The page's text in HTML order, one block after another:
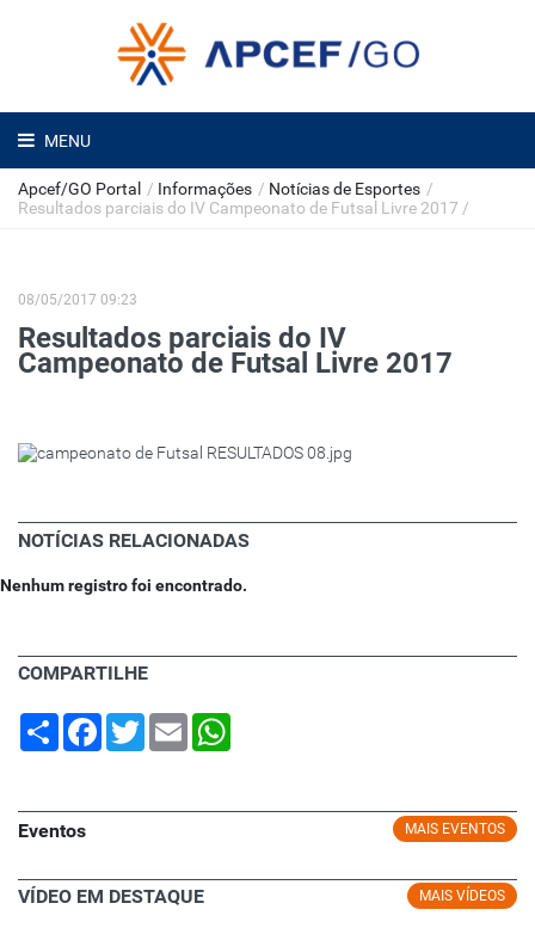
MENU
Apcef/GO Portal / Informações / Notícias de Esportes /
Resultados parciais do IV Campeonato de Futsal Livre 2017 /
08/05/2017 09:23
Resultados parciais do IV
Campeonato de Futsal Livre 2017
NOTÍCIAS RELACIONADAS
Nenhum registro foi encontrado.
COMPARTILHE
Share Facebook
TwitterEmail
MAIS EVENTOS
Eventos
MAIS VÍDEOS
VÍDEO EM DESTAQUE